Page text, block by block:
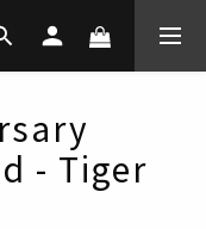
- Tiger